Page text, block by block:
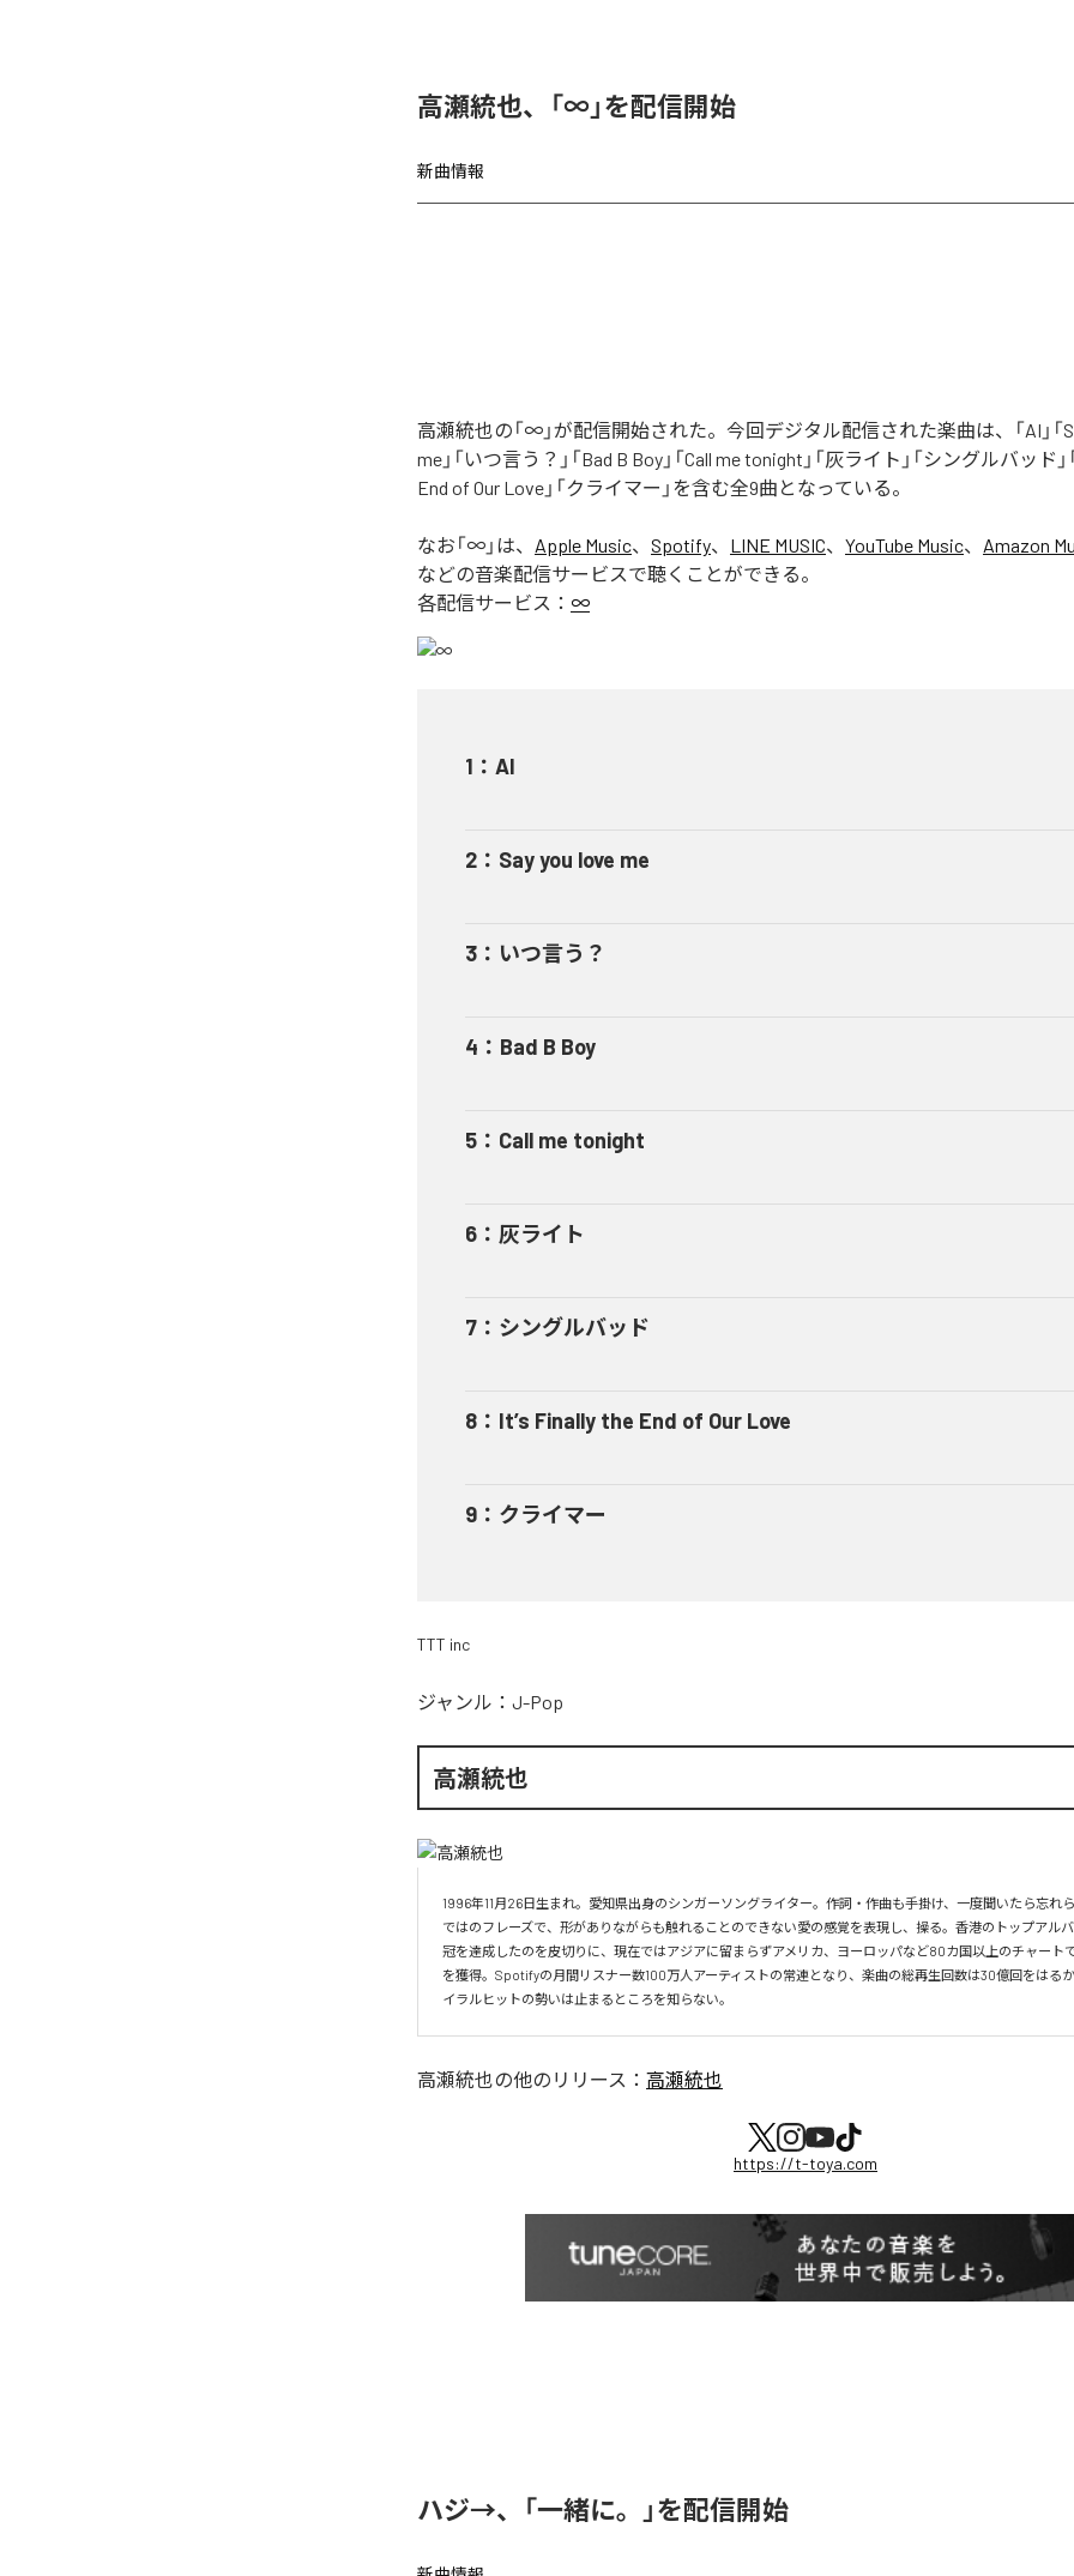
高瀬統也、「∞」を配信開始
新曲情報
高瀬統也の「∞」が配信開始された。今回デジタル配信された楽曲は、「AI」「
me」「いつ言う？」「Bad B Boy」「Call me tonight」「灰ライト」「シングルバッド」
End of Our Love」「クライマー」を含む全9曲となっている。
なお「∞ 」は、 Apple Music、 Spotify、 LINE MUSIC、 YouTube Music、 Amazon
などの音楽配信サービスで聴くことができる。
各配信サービス： ∞
1 ： AI
2 ： Say you love me
3 ： いつ言う？
4 ： Bad B Boy
5 ： Call me tonight
6 ： 灰ライト
7 ： シングルバッド
8 ： It’s Finally the End of Our Love
9 ： クライマー
TTT inc
ジャンル： J-Pop
高瀬統也
1996年11月26日生まれ。愛知県出身のシンガーソングライター。作詞・作曲も手掛け、一度聞いたら忘れ
ではのフレーズで、形がありながらも触れることのできない愛の感覚を表現し、操る。香港のトップアル
冠を達成したのを皮切りに、現在ではアジアに留まらずアメリカ、ヨーロッパなど80カ国以上のチャート
を獲得。Spotifyの月間リスナー数100万人アーティストの常連となり、楽曲の総再生回数は30億回をはる
イラルヒットの勢いは止まるところを知らない。
高瀬統也の他のリリース： 高瀬統也
https://t-toya.com
ハジ→、「一緒に。」を配信開始